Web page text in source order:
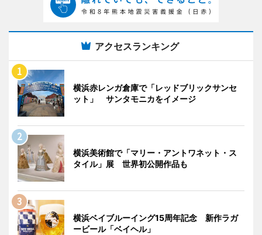
アクセスランキング
横浜赤レンガ倉庫で「レッドブリックサンセ
ット」 サンタモニカをイメージ
横浜美術館で「マリー・アントワネット・ス
タイル」展 世界初公開作品も
横浜ベイブルーイング15周年記念 新作ラガ
ービール「ベイヘル」